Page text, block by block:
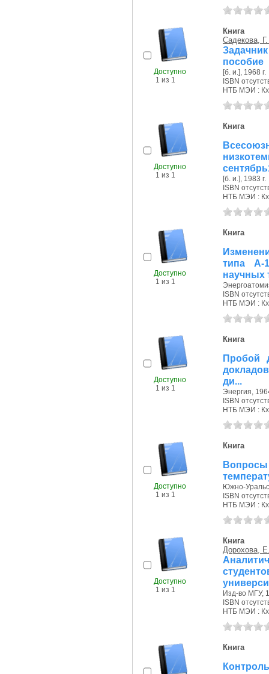
Доступно
1 из 1
Книга
Садекова,
пособие
[б. и.], 1968 г.
ISBN
НТБ МЭИ : Кх
Доступно
1 из 1
Книга
[б. и.], 1983 г.
ISBN
НТБ МЭИ : Кх
Доступно
1 из 1
Книга
типа А-
научных
ISBN
НТБ МЭИ : Кх
Доступно
1 из 1
Книга
Пробой
ди...
Энергия,
ISBN
НТБ МЭИ : Кх
Доступно
1 из 1
Книга
Южно-
ISBN
НТБ МЭИ : Кх
Доступно
1 из 1
Книга
Дорохова,
Изд-во МГУ,
ISBN
НТБ МЭИ : Кх
Книга